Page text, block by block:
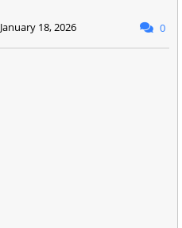
January 18, 2026 0